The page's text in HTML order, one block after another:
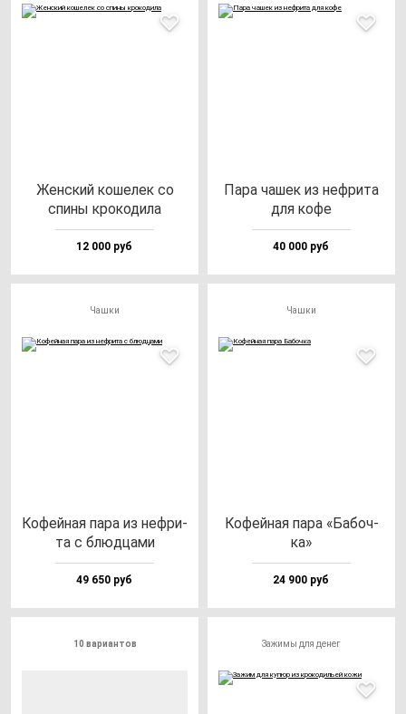
Жен­ский ко­ше­лек со
спи­ны кро­ко­ди­ла
12 000 руб
Пара ча­шек из неф­ри­та
для ко­фе
40 000 руб
Чашки
Кофей­ная па­ра из неф­ри­
та с блюд­ца­ми
49 650 руб
Чашки
Кофей­ная па­ра «Бабоч­
ка»
24 900 руб
10 вариантов Зажимы для денег